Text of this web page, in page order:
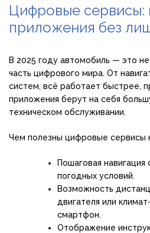
Цифровые сервисы:
приложения без
В 2025 году автомобиль — это
часть цифрового мира. От
систем, всё работает быстрее,
приложения берут на себя
техническом обслуживании.
Чем полезны цифровые сервисы
Пошаговая
погодных условий.
Возможность
двигателя или
смартфон.
Отображение